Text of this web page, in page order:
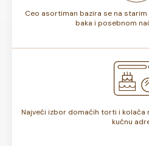
Ceo asortiman bazira se na
baka i posebnom
Najveći izbor domaćih torti i kolača
kućnu